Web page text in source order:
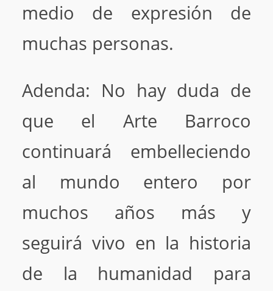
medio de expresión de
muchas personas.
Adenda: No hay duda de
que el Arte Barroco
continuará embelleciendo
al mundo entero por
muchos años más y
seguirá vivo en la historia
de la humanidad para